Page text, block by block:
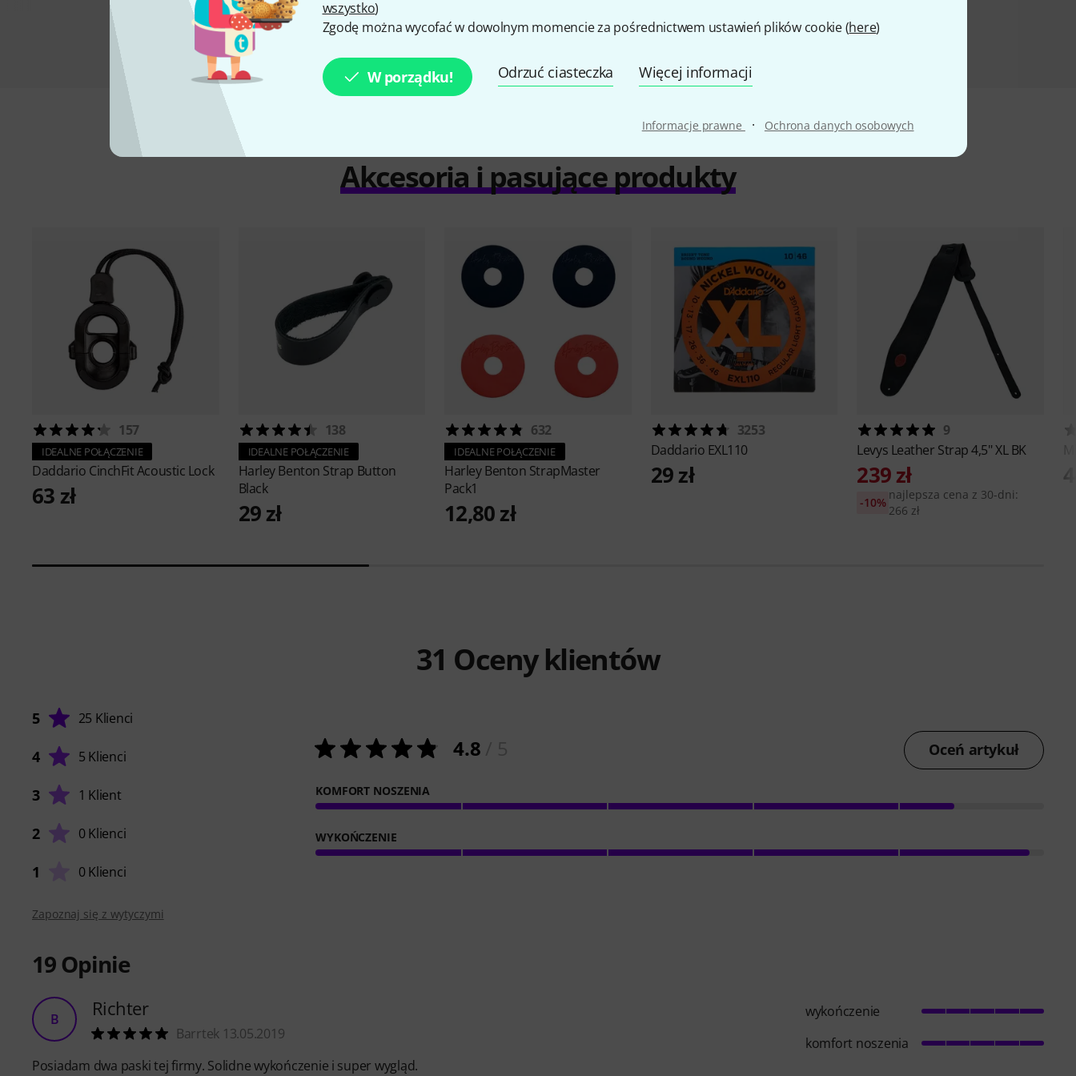
wszystko)
Zgodę można wycofać w dowolnym momencie za pośrednictwem ustawień plików cookie (here)
W porządku! Odrzuć ciasteczka Więcej informacji
Informacje prawne · Ochrona danych osobowych
porównaj
Akcesoria i pasujące produkty
157
IDEALNE POŁĄCZENIE
Daddario CinchFit Acoustic Lock
63 zł
138
IDEALNE POŁĄCZENIE
Harley Benton Strap Button
Black
29 zł
632
IDEALNE POŁĄCZENIE
Harley Benton StrapMaster
Pack1
12,80 zł
3253
Daddario EXL110
29 zł
9
Levys Leather Strap 4,5" XL BK
239 zł
najlepsza cena z 30-dni:
266 zł
-10%
31 Oceny klientów
5 25 Klienci
4 5 Klienci
3 1 Klient
2 0 Klienci
1 0 Klienci
4.8 Oceń artykuł
KOMFORT NOSZENIA
WYKOŃCZENIE
Zapoznaj się z wytyczymi
19Opinie
B Richter
Barrtek 13.05.2019
Posiadam dwa paski tej firmy. Solidne wykończenie i super wygląd.
wykończenie
komfort noszenia